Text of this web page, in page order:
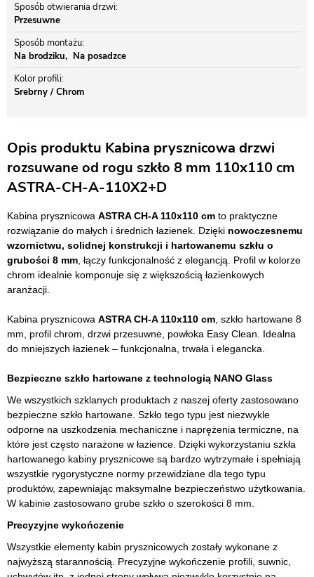
Sposób otwierania drzwi
Przesuwne
Sposób montażu
Na brodziku
Na posadzce
Kolor profili
Srebrny / Chrom
Opis produktu Kabina prysznicowa drzwi
rozsuwane od rogu szkło 8 mm 110x110 cm
ASTRA-CH-A-110X2+D
Kabina prysznicowa ASTRA CH-A 110x110 cm to praktyczne
rozwiązanie do małych i średnich łazienek. Dzięki nowoczesnemu
wzornictwu, solidnej konstrukcji i hartowanemu szkłu o
grubości 8 mm , łączy funkcjonalność z elegancją. Profil w kolorze
chrom idealnie komponuje się z większością łazienkowych
aranżacji.
Kabina prysznicowa ASTRA CH-A 110x110 cm , szkło hartowane 8
mm, profil chrom, drzwi przesuwne, powłoka Easy Clean. Idealna
do mniejszych łazienek – funkcjonalna, trwała i elegancka.
Bezpieczne szkło hartowane z technologią NANO Glass
We wszystkich szklanych produktach z naszej oferty zastosowano
bezpieczne szkło hartowane. Szkło tego typu jest niezwykle
odporne na uszkodzenia mechaniczne i naprężenia termiczne, na
które jest często narażone w łazience. Dzięki wykorzystaniu szkła
hartowanego kabiny prysznicowe są bardzo wytrzymałe i spełniają
wszystkie rygorystyczne normy przewidziane dla tego typu
produktów, zapewniając maksymalne bezpieczeństwo użytkowania.
W kabinie zastosowano grube szkło o szerokości 8 mm.
Precyzyjne wykończenie
Wszystkie elementy kabin prysznicowych zostały wykonane z
najwyższą starannością. Precyzyjne wykończenie profili, suwnic,